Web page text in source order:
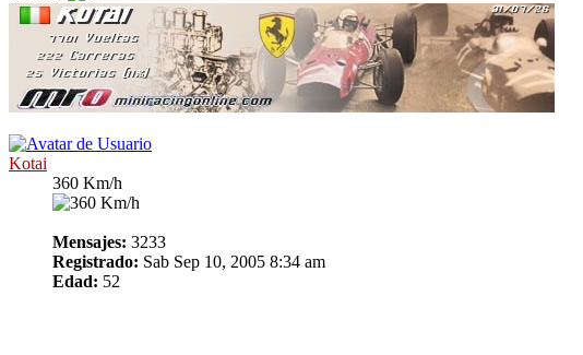
Kotai
360 Km/h
Mensajes: 3233
Registrado: Sab Sep 10, 2005 8:34 am
Edad: 52